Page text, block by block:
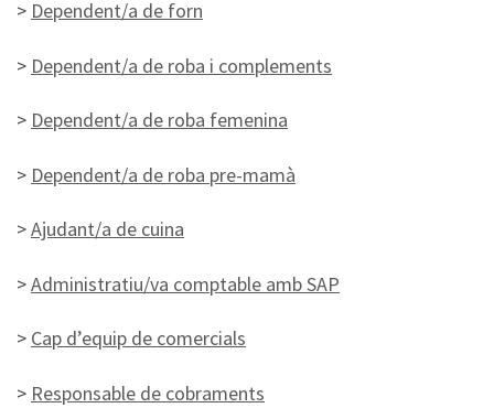
> Dependent/a de forn
> Dependent/a de roba i complements
> Dependent/a de roba femenina
> Dependent/a de roba pre-mamà
>Ajudant/a de cuina
>Administratiu/va comptable amb SAP
> Cap d’equip de comercials
> Responsable de cobraments